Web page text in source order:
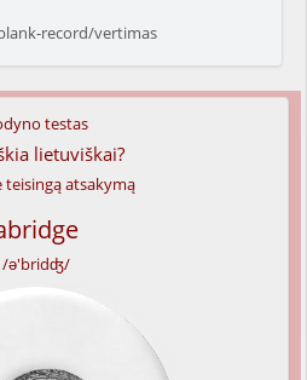
record/vertimas
testas
lietuviškai?
teisingą atsakymą
/ə'bridʤ/